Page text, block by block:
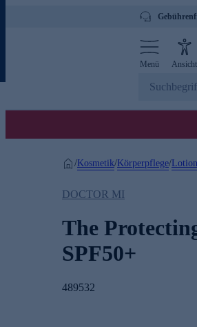
Menü Ansicht
/Kosmetik/Körperpflege/
DOCTOR MI
The
SPF50+
489532